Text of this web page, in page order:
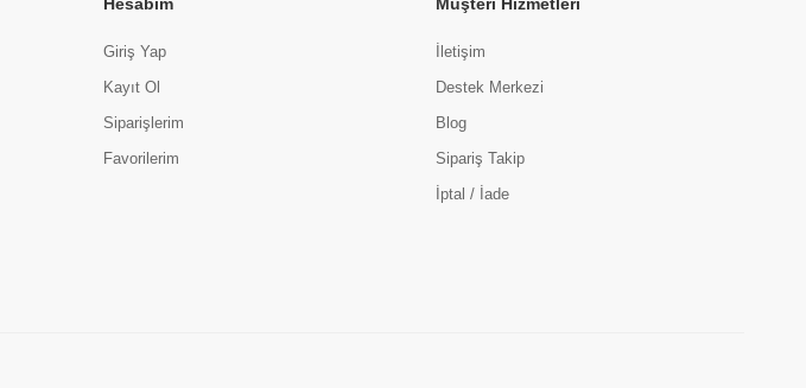
Giriş Yap
Kayıt Ol
Siparişlerim
Favorilerim
İletişim
Destek Merkezi
Blog
Sipariş Takip
İptal / İade